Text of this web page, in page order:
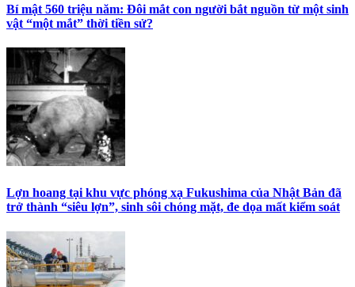
Bí mật 560 triệu năm: Đôi mắt con người bắt nguồn từ một sinh
vật “một mắt” thời tiền sử?
Lợn hoang tại khu vực phóng xạ Fukushima của Nhật Bản đã
trở thành “siêu lợn”, sinh sôi chóng mặt, đe dọa mất kiểm soát